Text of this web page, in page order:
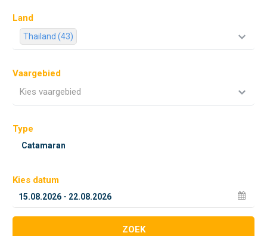
Land
Thailand (43)
Vaargebied
Kies vaargebied
Type
Kies datum
ZOEK